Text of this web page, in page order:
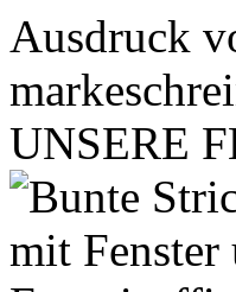
Ausdruck
UNSERE